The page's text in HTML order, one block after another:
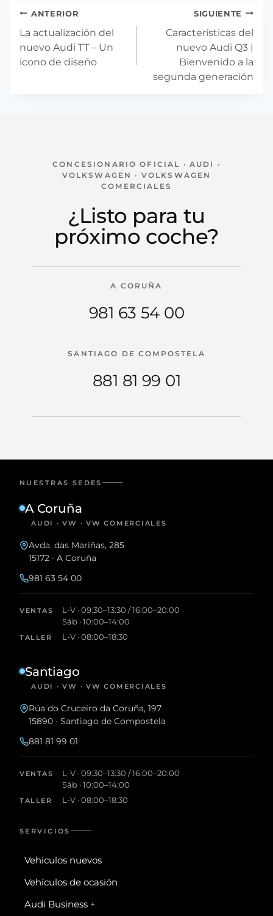
Navegación
de
entradas
ANTERIOR
La actualización del
nuevo Audi TT – Un
icono de diseño
SIGUIENTE
Características del
nuevo Audi Q3 |
Bienvenido a la
segunda generación
CONCESIONARIO OFICIAL · AUDI ·
VOLKSWAGEN · VOLKSWAGEN
COMERCIALES
¿Listo para tu
próximo coche?
A CORUÑA
981 63 54 00
SANTIAGO DE COMPOSTELA
881 81 99 01
NUESTRAS SEDES
A Coruña
AUDI · VW · VW COMERCIALES
Avda. das Mariñas, 285
15172 · A Coruña
981 63 54 00
VENTAS
L-V · 09:30–13:30 / 16:00–20:00
Sáb · 10:00–14:00
TALLER L-V · 08:00–18:30
Santiago
AUDI · VW · VW COMERCIALES
Rúa do Cruceiro da Coruña, 197
15890 · Santiago de Compostela
881 81 99 01
VENTAS
L-V · 09:30–13:30 / 16:00–20:00
Sáb · 10:00–14:00
TALLER L-V · 08:00–18:30
SERVICIOS
Vehículos nuevos
Vehículos de ocasión
Audi Business +